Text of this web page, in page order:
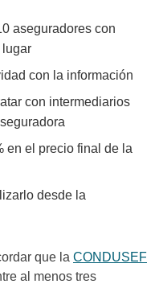
aseguradores con
lugar
con la información
con intermediarios
en el precio final de la
desde la
que la CONDUSEF
al menos tres